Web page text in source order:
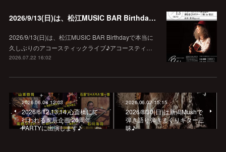
2026/9/13(日)は、松江MUSIC BAR Birthdayでアコースティック弾き語り弾きまくりギター三昧♪
2026/9/13(日)は、松江MUSIC BAR Birthdayで本当に
久しぶりのアコースティックライブ♪アコースティ…
2026.07.22 16:02
2026.06.08 12:03
2026/6/12,13,14,心斎橋にて
行われる虎辰企画 26周年
PARTYに出演します♪
2026.06.02 15:15
2026/8/30(日)は新潟Mushで
弾き語り弾きまくりギター三
昧♪